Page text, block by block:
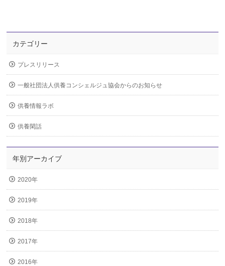
カテゴリー
プレスリリース
一般社団法人供養コンシェルジュ協会からのお知らせ
供養情報ラボ
供養閑話
年別アーカイブ
2020年
2019年
2018年
2017年
2016年